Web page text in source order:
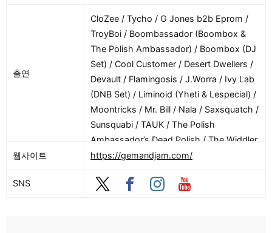
출연
CloZee / Tycho / G Jones b2b Eprom /
TroyBoi / Boombassador (Boombox &
The Polish Ambassador) / Boombox (DJ
Set) / Cool Customer / Desert Dwellers /
Devault / Flamingosis / J.Worra / Ivy Lab
(DNB Set) / Liminoid (Yheti & Lespecial) /
Moontricks / Mr. Bill / Nala / Saxsquatch /
Sunsquabi / TAUK / The Polish
Ambassador’s Dead Polish / The Widdler
/ Wonkywilla / Yheti b2b Toadface / 5am
/ Jason Leech / Koastle / Lapa (of
웹사이트 https://gemandjam.com/
SNS